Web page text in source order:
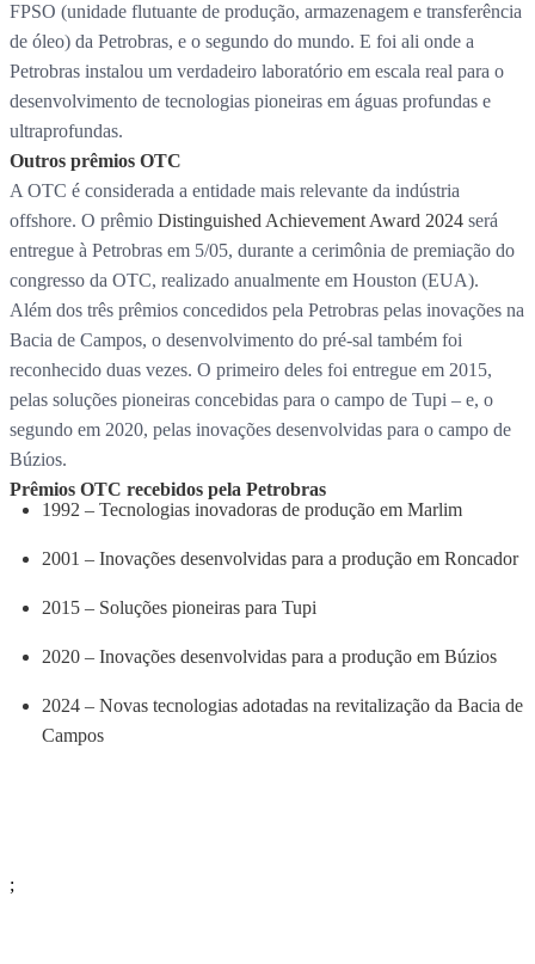
FPSO (unidade flutuante de produção, armazenagem e transferência
de óleo) da Petrobras, e o segundo do mundo. E foi ali onde a
Petrobras instalou um verdadeiro laboratório em escala real para o
desenvolvimento de tecnologias pioneiras em águas profundas e
ultraprofundas.
Outros prêmios OTC
A OTC é considerada a entidade mais relevante da indústria
offshore. O prêmio Distinguished Achievement Award 2024 será
entregue à Petrobras em 5/05, durante a cerimônia de premiação do
congresso da OTC, realizado anualmente em Houston (EUA).
Além dos três prêmios concedidos pela Petrobras pelas inovações na
Bacia de Campos, o desenvolvimento do pré-sal também foi
reconhecido duas vezes. O primeiro deles foi entregue em 2015,
pelas soluções pioneiras concebidas para o campo de Tupi – e, o
segundo em 2020, pelas inovações desenvolvidas para o campo de
Búzios.
Prêmios OTC recebidos pela Petrobras
1992 – Tecnologias inovadoras de produção em Marlim
2001 – Inovações desenvolvidas para a produção em Roncador
2015 – Soluções pioneiras para Tupi
2020 – Inovações desenvolvidas para a produção em Búzios
2024 – Novas tecnologias adotadas na revitalização da Bacia de
Campos
;